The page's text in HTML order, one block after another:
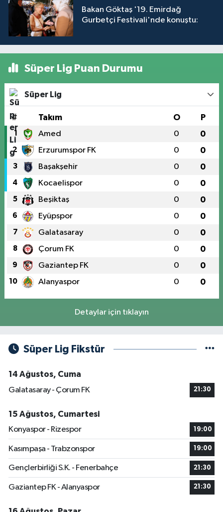
Bakan Göktaş '19. Emirdağ
Gurbetçi Festivali'nde konuştu:
Süper Lig Puan Durumu
Süper Lig
# Takım O P
1 Amed 0 0
2 Erzurumspor FK 0 0
3 Başakşehir 0 0
4 Kocaelispor 0 0
5 Beşiktaş 0 0
6 Eyüpspor 0 0
7 Galatasaray 0 0
8 Çorum FK 0 0
9 Gaziantep FK 0 0
10 Alanyaspor 0 0
Detaylar için tıklayın
Süper Lig Fikstür
14 Ağustos, Cuma
Galatasaray - Çorum FK
21:30
15 Ağustos, Cumartesi
Konyaspor - Rizespor
19:00
Kasımpaşa - Trabzonspor 19:00
Gençlerbirliği S.K. - Fenerbahçe 21:30
Gaziantep FK - Alanyaspor 21:30